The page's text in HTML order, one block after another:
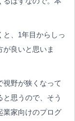
と、1年目からしっ
良いと思いま
視野が狭くなって
思うので、そう
業家向けのプログ